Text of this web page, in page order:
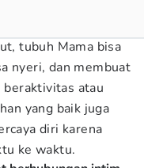
tubuh Mama bisa
nyeri, dan membuat
beraktivitas atau
yang baik juga
diri karena
ke waktu.